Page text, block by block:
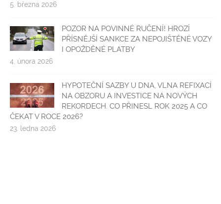
5. března 2026
POZOR NA POVINNÉ RUČENÍ! HROZÍ
PŘÍSNĚJŠÍ SANKCE ZA NEPOJIŠTĚNÉ VOZY
I OPOŽDĚNÉ PLATBY
4. února 2026
HYPOTEČNÍ SAZBY U DNA, VLNA REFIXACÍ
NA OBZORU A INVESTICE NA NOVÝCH
REKORDECH. CO PŘINESL ROK 2025 A CO
ČEKAT V ROCE 2026?
23. ledna 2026